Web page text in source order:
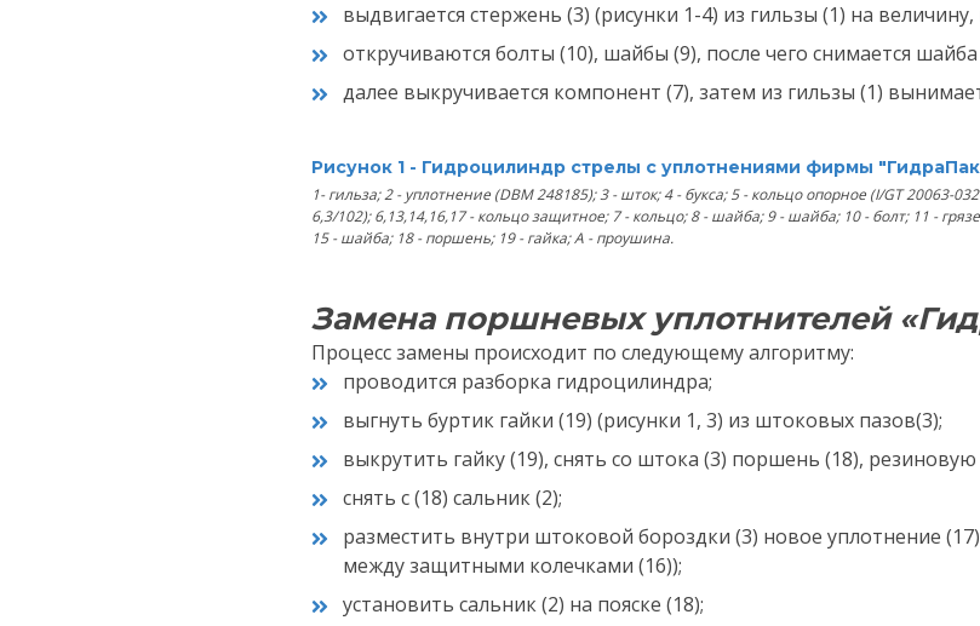
выдвигается стержень (3) (рисунки 1-4) из гильзы (1) на
откручиваются болты (10), шайбы (9), после чего снимается
далее выкручивается компонент (7), затем из гильзы (1)
Рисунок 1 - Гидроцилиндр стрелы с уплотнениями фирмы
1- гильза; 2 - уплотнение (DBM 248185); 3 - шток; 4 - букса; 5 - кольцо опорное (I/GT 20063-
6,3/102); 6,13,14,16,17 - кольцо защитное; 7 - кольцо; 8 - шайба; 9 - шайба; 10 - болт; 11 -
15 - шайба; 18 - поршень; 19 - гайка; А - проушина.
Замена поршневых уплотнителей
Процесс замены происходит по следующему алгоритму:
проводится разборка гидроцилиндра;
выгнуть буртик гайки (19) (рисунки 1, 3) из штоковых пазов(3);
выкрутить гайку (19), снять со штока (3) поршень (18),
снять с (18) сальник (2);
разместить внутри штоковой бороздки (3) новое уплотнение
между защитными колечками (16));
установить сальник (2) на пояске (18);